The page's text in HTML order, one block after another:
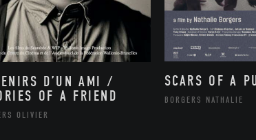
D’UN AMI /
OF A FRIEND
OLIVIER
SCARS OF A
BORGERS NATHALIE